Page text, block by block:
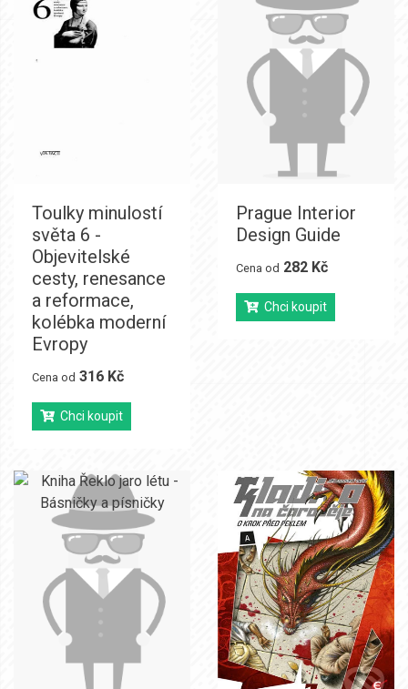
Toulky minulostí
světa 6 -
Objevitelské
cesty, renesance
a reformace,
kolébka moderní
Evropy
Cena od 316 Kč
Chci koupit
Prague Interior
Design Guide
Cena od 282 Kč
Chci koupit